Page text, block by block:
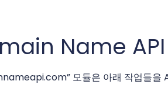
Name API
모듈은 아래 작업들을